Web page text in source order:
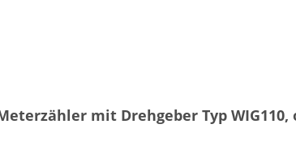
mit Drehgeber Typ WIG110,